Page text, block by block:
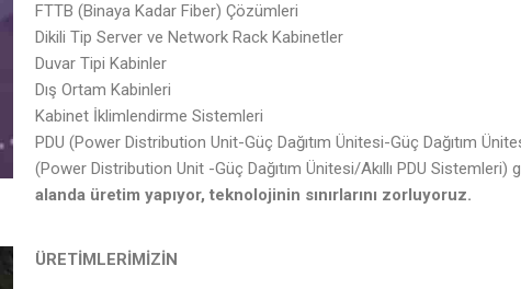
FTTB (Binaya Kadar Fiber) Çözümleri
Dikili Tip Server ve Network Rack Kabinetler
Duvar Tipi Kabinler
Dış Ortam Kabinleri
Kabinet İklimlendirme Sistemleri
PDU (Power Distribution Unit-Güç Dağıtım Ünitesi-Güç Dağıtım
(Power Distribution Unit -Güç Dağıtım Ünitesi/Akıllı PDU Sistemleri)
alanda üretim yapıyor, teknolojinin sınırlarını zorluyoruz.
ÜRETİMLERİMİZİN